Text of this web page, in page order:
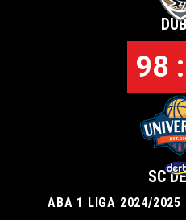
98
SC
ABA 1 LIGA 2024/